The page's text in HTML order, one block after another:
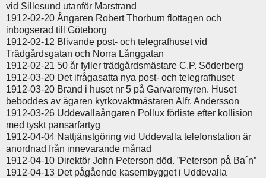
vid Sillesund utanför Marstrand
1912-02-20 Ångaren Robert Thorburn flottagen och
inbogserad till Göteborg
1912-02-12 Blivande post- och telegrafhuset vid
Trädgårdsgatan och Norra Långgatan
1912-02-21 50 år fyller trädgårdsmästare C.P. Söderberg
1912-03-20 Det ifrågasatta nya post- och telegrafhuset
1912-03-20 Brand i huset nr 5 på Garvaremyren. Huset
beboddes av ägaren kyrkovaktmästaren Alfr. Andersson
1912-03-26 Uddevallaångaren Pollux förliste efter kollision
med tyskt pansarfartyg
1912-04-04 Nattjänstgöring vid Uddevalla telefonstation är
anordnad från innevarande månad
1912-04-10 Direktör John Peterson död. ”Peterson på Ba´n”
1912-04-13 Det pågående kasernbygget i Uddevalla